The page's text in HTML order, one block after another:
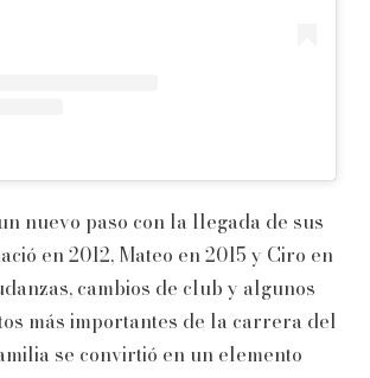
nuevo paso con la llegada de sus
en 2012, Mateo en 2015 y Ciro en
cambios de club y algunos
más importantes de la carrera del
se convirtió en un elemento